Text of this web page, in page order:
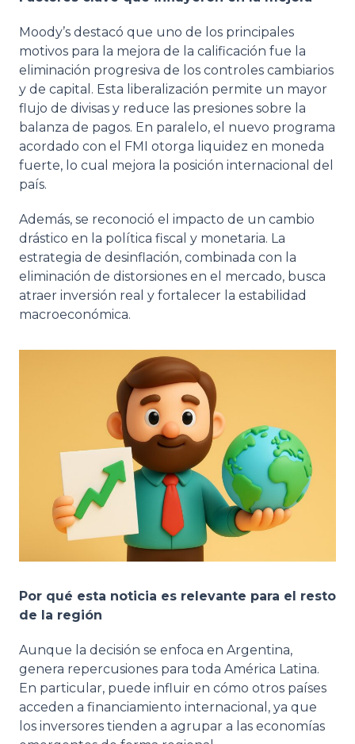
Moody’s destacó que uno de los principales
motivos para la mejora de la calificación fue la
eliminación progresiva de los controles cambiarios
y de capital. Esta liberalización permite un mayor
flujo de divisas y reduce las presiones sobre la
balanza de pagos. En paralelo, el nuevo programa
acordado con el FMI otorga liquidez en moneda
fuerte, lo cual mejora la posición internacional del
país.
Además, se reconoció el impacto de un cambio
drástico en la política fiscal y monetaria. La
estrategia de desinflación, combinada con la
eliminación de distorsiones en el mercado, busca
atraer inversión real y fortalecer la estabilidad
macroeconómica.
Por qué esta noticia es relevante para el resto
de la región
Aunque la decisión se enfoca en Argentina,
genera repercusiones para toda América Latina.
En particular, puede influir en cómo otros países
acceden a financiamiento internacional, ya que
los inversores tienden a agrupar a las economías